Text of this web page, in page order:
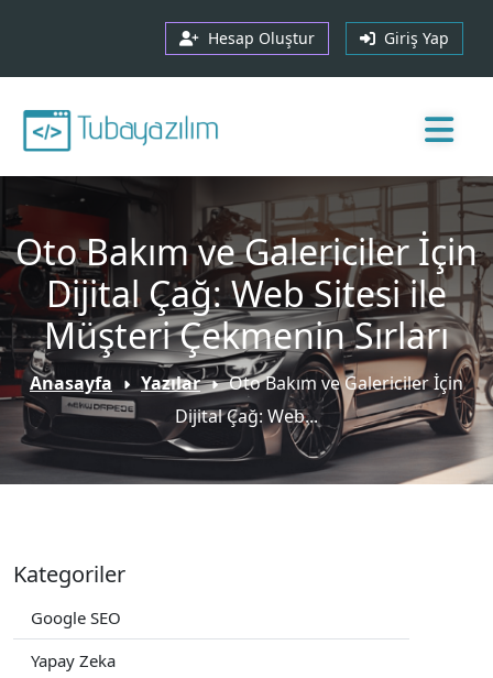
Hesap Oluştur Giriş Yap
Oto Bakım ve Galericiler İçin
Dijital Çağ: Web Sitesi ile
Müşteri Çekmenin Sırları
Anasayfa Yazılar
Oto Bakım ve Galericiler İçin
Dijital Çağ: Web...
Kategoriler
Google SEO
Yapay Zeka